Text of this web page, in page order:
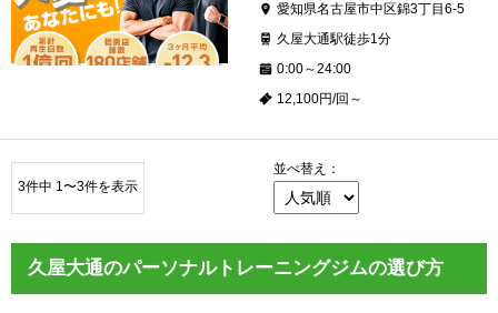
愛知県名古屋市中区錦3丁目6-5
久屋大通駅徒歩1分
0:00～24:00
12,100円/回～
3件中 1〜3件を表示
並べ替え：
久屋大通のパーソナルトレーニングジムの選び方